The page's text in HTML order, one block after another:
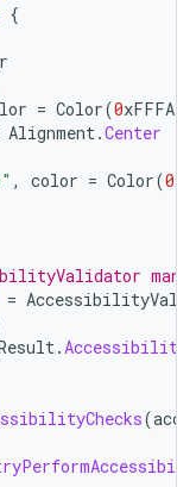
{
= Color(0
Alignment.Center
, color = Color(0
=
.
(